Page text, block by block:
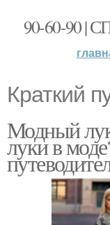
90-60-90
Краткий
Модный
луки в